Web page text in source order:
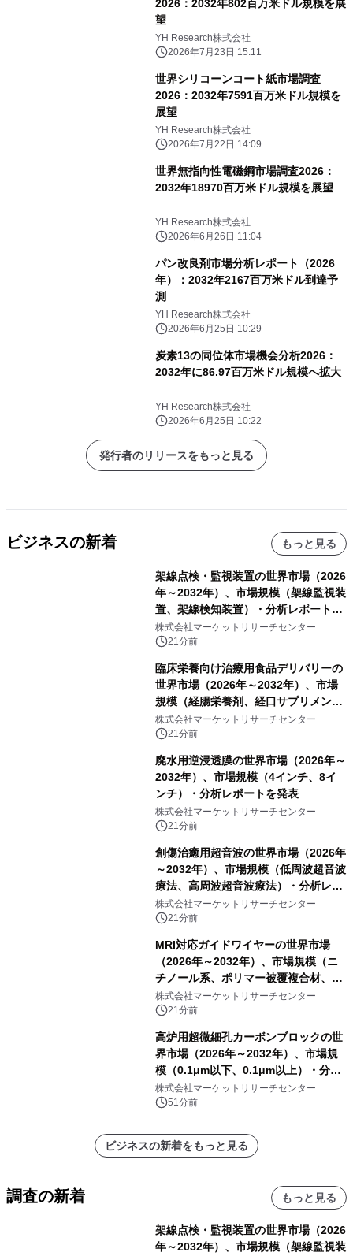
2026：2032年802百万米ドル規模を展
望
YH Research株式会社
2026年7月23日 15:11
世界シリコーンコート紙市場調査
2026：2032年7591百万米ドル規模を
展望
YH Research株式会社
2026年7月22日 14:09
世界無指向性電磁鋼市場調査2026：
2032年18970百万米ドル規模を展望
YH Research株式会社
2026年6月26日 11:04
パン改良剤市場分析レポート（2026
年）：2032年2167百万米ドル到達予
測
YH Research株式会社
2026年6月25日 10:29
炭素13の同位体市場機会分析2026：
2032年に86.97百万米ドル規模へ拡大
YH Research株式会社
2026年6月25日 10:22
発行者のリリースをもっと見る
ビジネスの新着 もっと見る
架線点検・監視装置の世界市場（2026
年～2032年）、市場規模（架線監視装
置、架線検知装置）・分析レポートを
発表
株式会社マーケットリサーチセンター
21分前
臨床栄養向け治療用食品デリバリーの
世界市場（2026年～2032年）、市場
規模（経腸栄養剤、経口サプリメン
ト）・分析レポートを発表
株式会社マーケットリサーチセンター
21分前
廃水用逆浸透膜の世界市場（2026年～
2032年）、市場規模（4インチ、8イ
ンチ）・分析レポートを発表
株式会社マーケットリサーチセンター
21分前
創傷治癒用超音波の世界市場（2026年
～2032年）、市場規模（低周波超音波
療法、高周波超音波療法）・分析レポ
ートを発表
株式会社マーケットリサーチセンター
21分前
MRI対応ガイドワイヤーの世界市場
（2026年～2032年）、市場規模（ニ
チノール系、ポリマー被覆複合材、そ
の他）・分析レポートを発表
株式会社マーケットリサーチセンター
21分前
高炉用超微細孔カーボンブロックの世
界市場（2026年～2032年）、市場規
模（0.1μm以下、0.1μm以上）・分析
レポートを発表
株式会社マーケットリサーチセンター
51分前
ビジネスの新着をもっと見る
調査の新着 もっと見る
架線点検・監視装置の世界市場（2026
年～2032年）、市場規模（架線監視装